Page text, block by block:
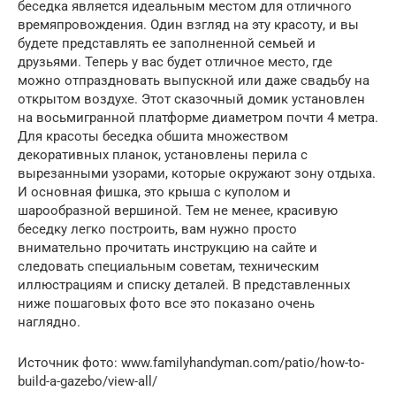
беседка является идеальным местом для отличного
времяпровождения. Один взгляд на эту красоту, и вы
будете представлять ее заполненной семьей и
друзьями. Теперь у вас будет отличное место, где
можно отпраздновать выпускной или даже свадьбу на
открытом воздухе. Этот сказочный домик установлен
на восьмигранной платформе диаметром почти 4 метра.
Для красоты беседка обшита множеством
декоративных планок, установлены перила с
вырезанными узорами, которые окружают зону отдыха.
И основная фишка, это крыша с куполом и
шарообразной вершиной. Тем не менее, красивую
беседку легко построить, вам нужно просто
внимательно прочитать инструкцию на сайте и
следовать специальным советам, техническим
иллюстрациям и списку деталей. В представленных
ниже пошаговых фото все это показано очень
наглядно.
Источник фото: www.familyhandyman.com/patio/how-to-
build-a-gazebo/view-all/